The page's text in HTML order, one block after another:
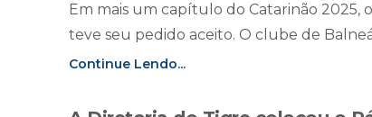
Em mais um capítulo do Catarinão 2025,
teve seu pedido aceito. O clube de
Continue Lendo...